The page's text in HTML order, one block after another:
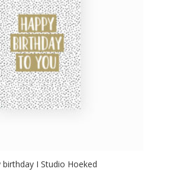
I Studio Hoeked